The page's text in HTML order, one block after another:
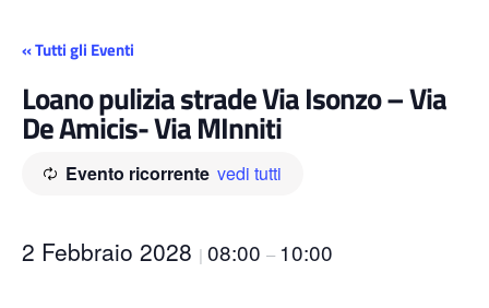
« Tutti gli Eventi
Loano pulizia strade Via Isonzo – Via
De Amicis- Via MInniti
Evento ricorrente vedi tutti
2 Febbraio 2028 | 08:00 – 10:00